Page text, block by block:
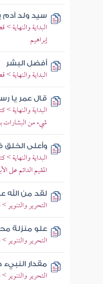
سيد ولد آدم
البداية والنهاية
إبراهيم
أفضل البشر
البداية والنهاية
قال عمر يا
البداية
شيء من
وأعلى الخلق
البداية والنهاية
المقيم الدائم
لقد من الله
التحرير والتنوير
علو منزلة
التحرير والتنوير
مقدار
التحرير والتنوير